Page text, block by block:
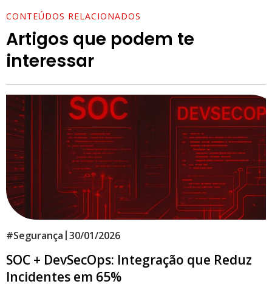
CONTEÚDOS RELACIONADOS
Artigos que podem te
interessar
#Segurança |30/01/2026
SOC + DevSecOps: Integração que Reduz
Incidentes em 65%